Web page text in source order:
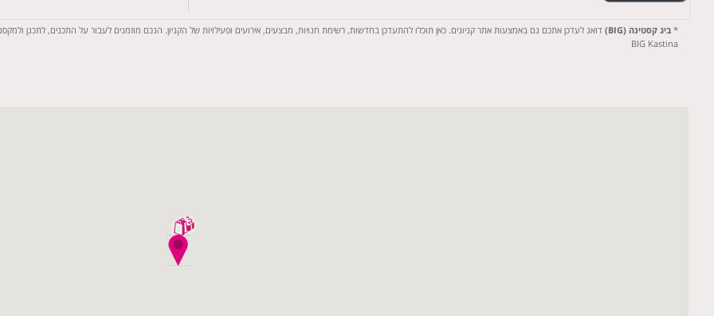
* ביג קסטינה (BIG)
דואג לעדכן אתכם גם באמצעות אתר קניונים. כאן תוכלו להתעדכן בחדשות, רשימת חנויות, מבצעים, אירועים ופעילויות של הקניון. הנכם מוזמנים לעבור על התכנים, לתכנן ולמקסם
BIG Kastina